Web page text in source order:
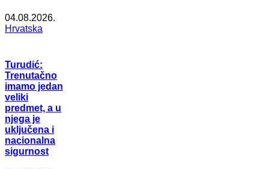
04.08.2026.
Hrvatska
Turudić:
Trenutačno
imamo jedan
veliki
predmet, a u
njega je
uključena i
nacionalna
sigurnost